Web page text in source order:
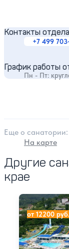
Контакты
+7 499
График работы
Пн - Пт:
Еще о cанатории:
На карте
Другие
крае
Лечебно-
от 12200 руб.